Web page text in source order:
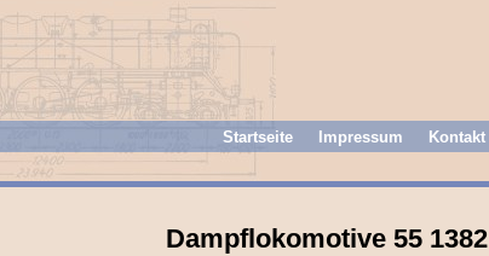
Startseite Impressum Kontakt
Dampflokomotive 55 1382